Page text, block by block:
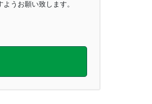
うお願い致します。